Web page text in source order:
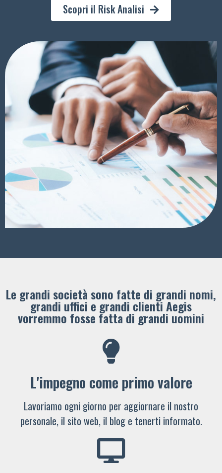
Scopri il Risk Analisi
Le grandi società sono fatte di grandi nomi,
grandi uffici e grandi clienti ​Aegis
vorremmo fosse fatta di grandi uomini
L'impegno come primo valore
Lavoriamo ogni giorno per aggiornare il nostro
personale, il sito web, il blog e tenerti informato.